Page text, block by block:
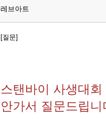
레브아트
[질문]
스탠바이 사생대회
안가서 질문드립니